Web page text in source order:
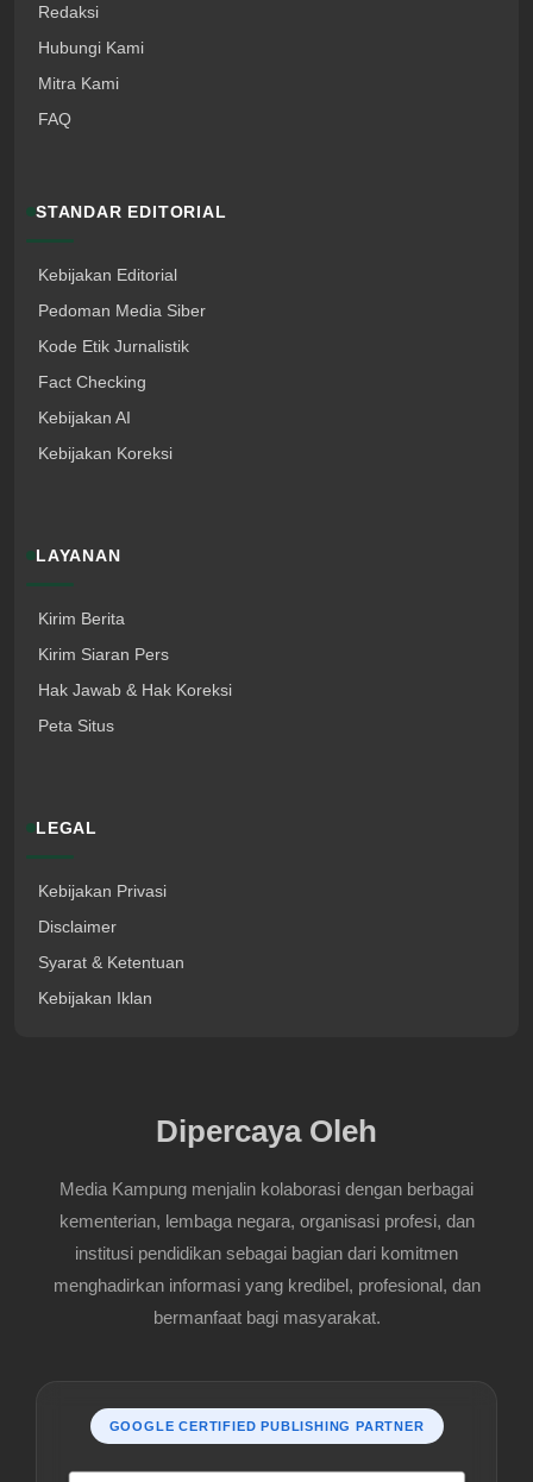
Redaksi
Hubungi Kami
Mitra Kami
FAQ
STANDAR EDITORIAL
Kebijakan Editorial
Pedoman Media Siber
Kode Etik Jurnalistik
Fact Checking
Kebijakan AI
Kebijakan Koreksi
LAYANAN
Kirim Berita
Kirim Siaran Pers
Hak Jawab & Hak Koreksi
Peta Situs
LEGAL
Kebijakan Privasi
Disclaimer
Syarat & Ketentuan
Kebijakan Iklan
Dipercaya Oleh
Media Kampung menjalin kolaborasi dengan berbagai
kementerian, lembaga negara, organisasi profesi, dan
institusi pendidikan sebagai bagian dari komitmen
menghadirkan informasi yang kredibel, profesional, dan
bermanfaat bagi masyarakat.
GOOGLE CERTIFIED PUBLISHING PARTNER